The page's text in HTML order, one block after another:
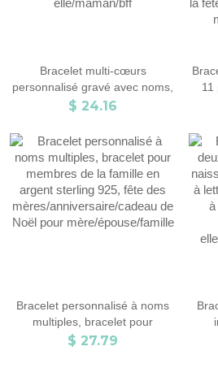
Bracelet multi-cœurs
personnalisé gravé avec noms,
bracelet réglable en argent
Valentin/fête des
mères/anniversaire pour
elle/maman/bff
$ 24.16
11
Bracelet personnalisé à noms
multiples, bracelet pour
membres de la famille en
$ 27.79